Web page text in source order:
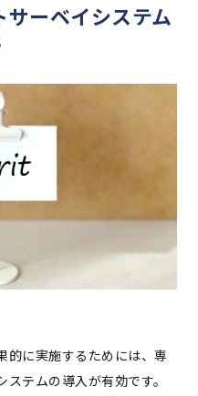
ーベイシステム
的に実施するためには、専
テムの導入が有効です。